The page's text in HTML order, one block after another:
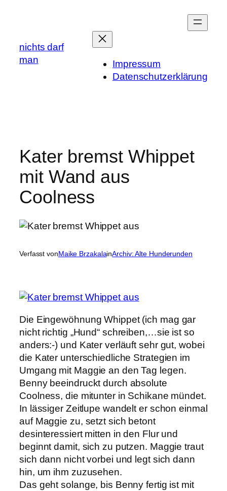
nichts darf
man
Impressum
Datenschutzerklärung
Kater bremst Whippet
mit Wand aus
Coolness
Verfasst vonMaike BrzakalainArchiv: Alte Hunderunden
Die Eingewöhnung Whippet (ich mag gar
nicht richtig „Hund“ schreiben,…sie ist so
anders:-) und Kater verläuft sehr gut, wobei
die Kater unterschiedliche Strategien im
Umgang mit Maggie an den Tag legen.
Benny beeindruckt durch absolute
Coolness, die mitunter in Schikane mündet.
In lässiger Zeitlupe wandelt er schon einmal
auf Maggie zu, setzt sich betont
desinteressiert mitten in den Flur und
beginnt damit, sich zu putzen. Maggie traut
sich dann nicht vorbei und legt sich dann
hin, um ihm zuzusehen.
Das geht solange, bis Benny fertig ist mit